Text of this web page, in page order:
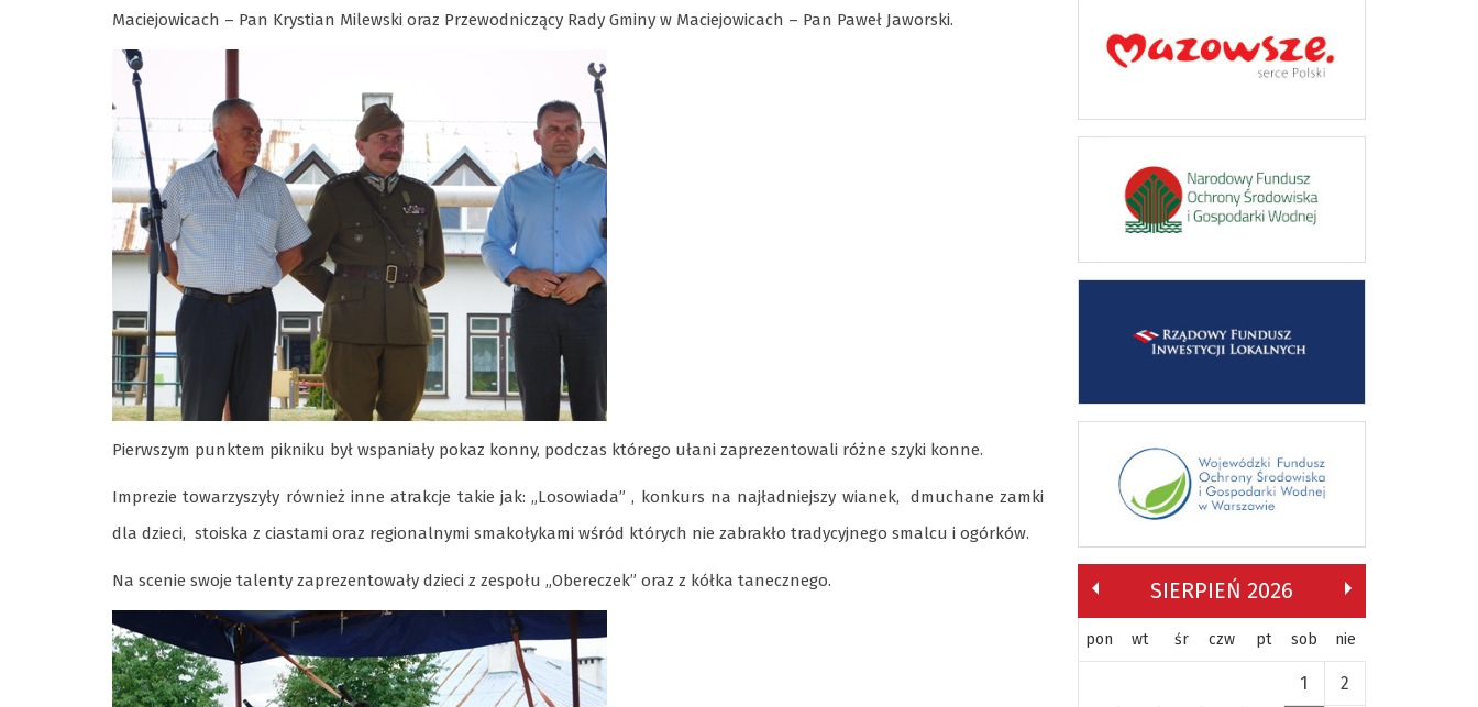
Maciejowicach – Pan Krystian Milewski oraz Przewodniczący Rady Gminy w Maciejowicach – Pan Paweł Jaworski.
Pierwszym punktem pikniku był wspaniały pokaz konny, podczas którego ułani zaprezentowali różne szyki konne.
Imprezie towarzyszyły również inne atrakcje takie jak: „Losowiada” , konkurs na najładniejszy wianek, dmuchane zamki
dla dzieci, stoiska z ciastami oraz regionalnymi smakołykami wśród których nie zabrakło tradycyjnego smalcu i ogórków.
Na scenie swoje talenty zaprezentowały dzieci z zespołu „Obereczek” oraz z kółka tanecznego. SIERPIEŃ 2026
pon wt śr czw pt sob nie
1 2